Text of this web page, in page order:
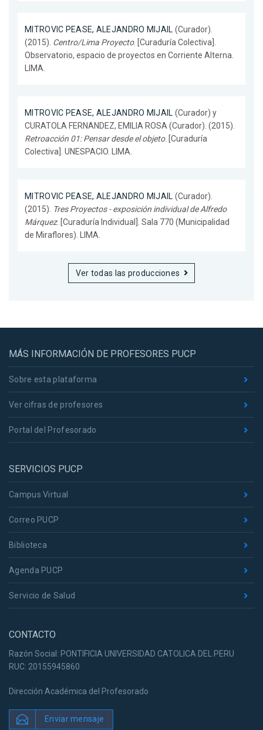
MITROVIC PEASE, ALEJANDRO MIJAIL (Curador).
(2015). Centro/Lima Proyecto. [Curaduría Colectiva].
Observatorio, espacio de proyectos en Corriente Alterna.
LIMA.
MITROVIC PEASE, ALEJANDRO MIJAIL (Curador) y
CURATOLA FERNANDEZ, EMILIA ROSA (Curador). (2015).
Retroacción 01: Pensar desde el objeto. [Curaduría
Colectiva]. UNESPACIO. LIMA.
MITROVIC PEASE, ALEJANDRO MIJAIL (Curador).
(2015). Tres Proyectos - exposición individual de Alfredo
Márquez. [Curaduría Individual]. Sala 770 (Municipalidad
de Miraflores). LIMA.
Ver todas las producciones
MÁS INFORMACIÓN DE PROFESORES PUCP
Sobre esta plataforma
Ver cifras de profesores
Portal del Profesorado
SERVICIOS PUCP
Campus Virtual
Correo PUCP
Biblioteca
Agenda PUCP
Servicio de Salud
CONTACTO
Razón Social: PONTIFICIA UNIVERSIDAD CATOLICA DEL PERU
RUC: 20155945860
Dirección Académica del Profesorado
Enviar mensaje